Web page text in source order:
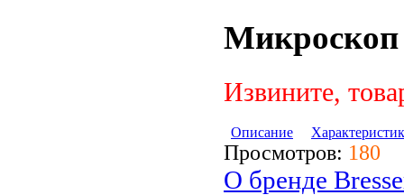
Микроскоп
Извините,
Описание
Просмотров: 180
О бренде